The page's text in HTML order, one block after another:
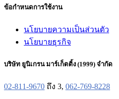
ข้อกำหนดการใช้งาน
นโยบายความเป็นส่วนตัว
นโยบายธุรกิจ
บริษัท ยูนิเกรน มาร์เก็ตติ้ง (1999) จำกัด
02-811-9670 ถึง 3, 062-769-8228